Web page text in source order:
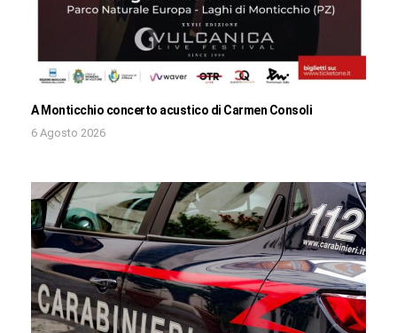
A Monticchio concerto acustico di Carmen Consoli
6 Agosto 2026